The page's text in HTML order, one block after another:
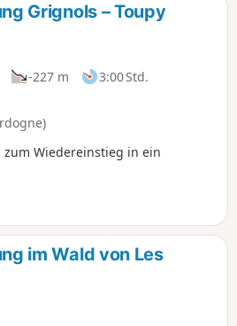
Grignols – Toupy
-227 m
3:00 Std.
Wiedereinstieg in ein
im Wald von Les